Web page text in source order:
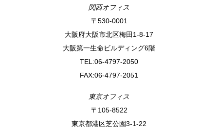
関西オフィス
〒530-0001
⼤阪府⼤阪市北区梅⽥1-8-17
⼤阪第⼀⽣命ビルディング6階
TEL:06-4797-2050
FAX:06-4797-2051
東京オフィス
〒105-8522
東京都港区芝公園3-1-22